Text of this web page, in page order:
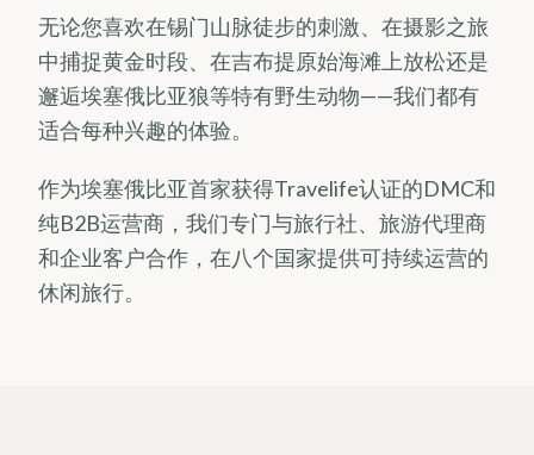
无论您喜欢在锡门山脉徒步的刺激、在摄影之旅
中捕捉黄金时段、在吉布提原始海滩上放松还是
邂逅埃塞俄比亚狼等特有野生动物——我们都有
适合每种兴趣的体验。
作为埃塞俄比亚首家获得Travelife认证的DMC和
纯B2B运营商，我们专门与旅行社、旅游代理商
和企业客户合作，在八个国家提供可持续运营的
休闲旅行。